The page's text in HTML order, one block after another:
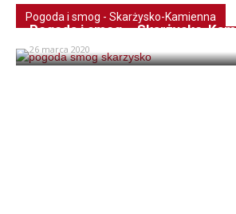
Pogoda i smog - Skarżysko-Kamienna
Pogoda i smog – Skarżysko-
26 marca 2020